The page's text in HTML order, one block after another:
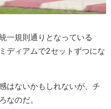
一規則通りとなっている
ディアムで2セットずつにな
はないかもしれないが、チ
なのだ。